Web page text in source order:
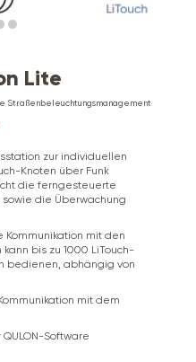
Lite
Straßenbeleuchtungsmanagement
zur individuellen
Knoten über Funk
die ferngesteuerte
die Überwachung
Kommunikation mit den
bis zu 1000 LiTouch-
bedienen, abhängig von
mit dem
Software